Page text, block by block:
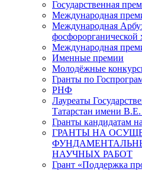
Государственная
Международная
Международная
фосфорорганической
Международная
Именные премии
Молодёжные
Гранты по
РНФ
Лауреаты
Татарстан имени
Гранты кандидатам
ГРАНТЫ НА
НАУЧНЫХ РАБОТ
Грант «Поддержка